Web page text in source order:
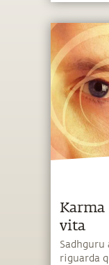
Karma
vita
riguarda